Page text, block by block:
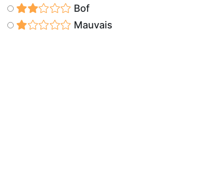
Bof
Mauvais